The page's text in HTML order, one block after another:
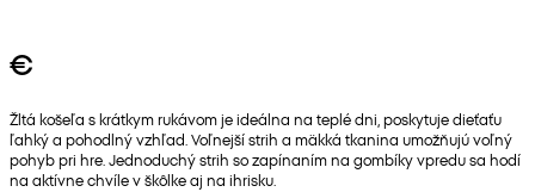
€
Žltá košeľa s krátkym rukávom je ideálna na teplé dni, poskytuje dieťaťu
ľahký a pohodlný vzhľad. Voľnejší strih a mäkká tkanina umožňujú voľný
pohyb pri hre. Jednoduchý strih so zapínaním na gombíky vpredu sa hodí
na aktívne chvíle v škôlke aj na ihrisku.